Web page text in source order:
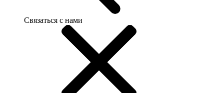
Связаться с нами